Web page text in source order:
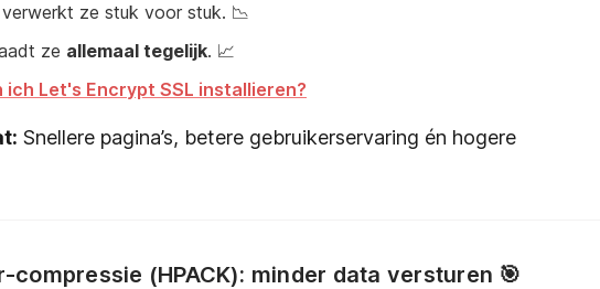
verwerkt ze stuk voor stuk. 📉
ze allemaal tegelijk. 📈
ich Let's Encrypt SSL installieren?
Snellere pagina’s, betere gebruikerservaring én hogere
compressie (HPACK): minder data versturen 🎯